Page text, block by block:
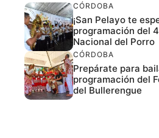
CÓRDOBA
¡San Pelayo te
programación del
Nacional del Porro
CÓRDOBA
Prepárate para
programación del
del Bullerengue